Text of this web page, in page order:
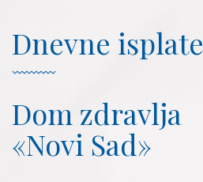
Dnevne isplate
Dom zdravlja
«Novi Sad»